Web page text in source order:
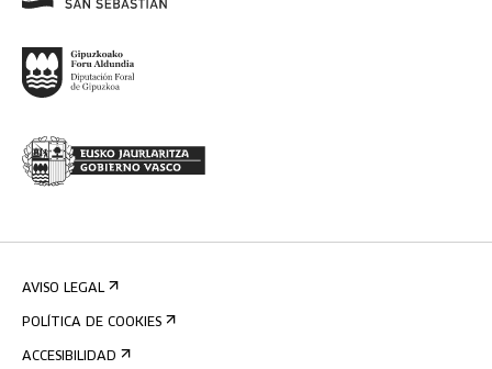
AVISO LEGAL
POLÍTICA DE COOKIES
ACCESIBILIDAD